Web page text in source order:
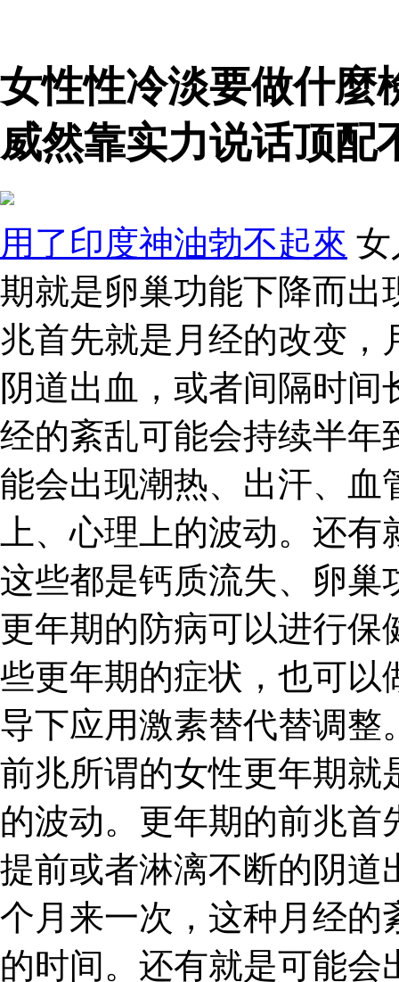
女性性冷淡要做什麼
威然靠实力说话顶配
用了印度神油勃不起來 女
期就是卵巢功能下降而出
兆首先就是月经的改变，
阴道出血，或者间隔时
经的紊乱可能会持续半年
能会出现潮热、出汗、血
上、心理上的波动。还
这些都是钙质流失、卵巢
更年期的防病可以进行保
些更年期的症状，也可以
导下应用激素替代替调整
前兆所谓的女性更年期就
的波动。更年期的前兆
提前或者淋漓不断的阴道
个月来一次，这种月经的
的时间。还有就是可能